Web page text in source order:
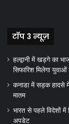
टॉप 3 न्यूज़
हल्द्वानी में खड़गे का
सिफारिश मिलेगा युवाओं
कनाडा में सड़क हादसे में
मातम
भारत से पहले विदेशों में
अपडेट